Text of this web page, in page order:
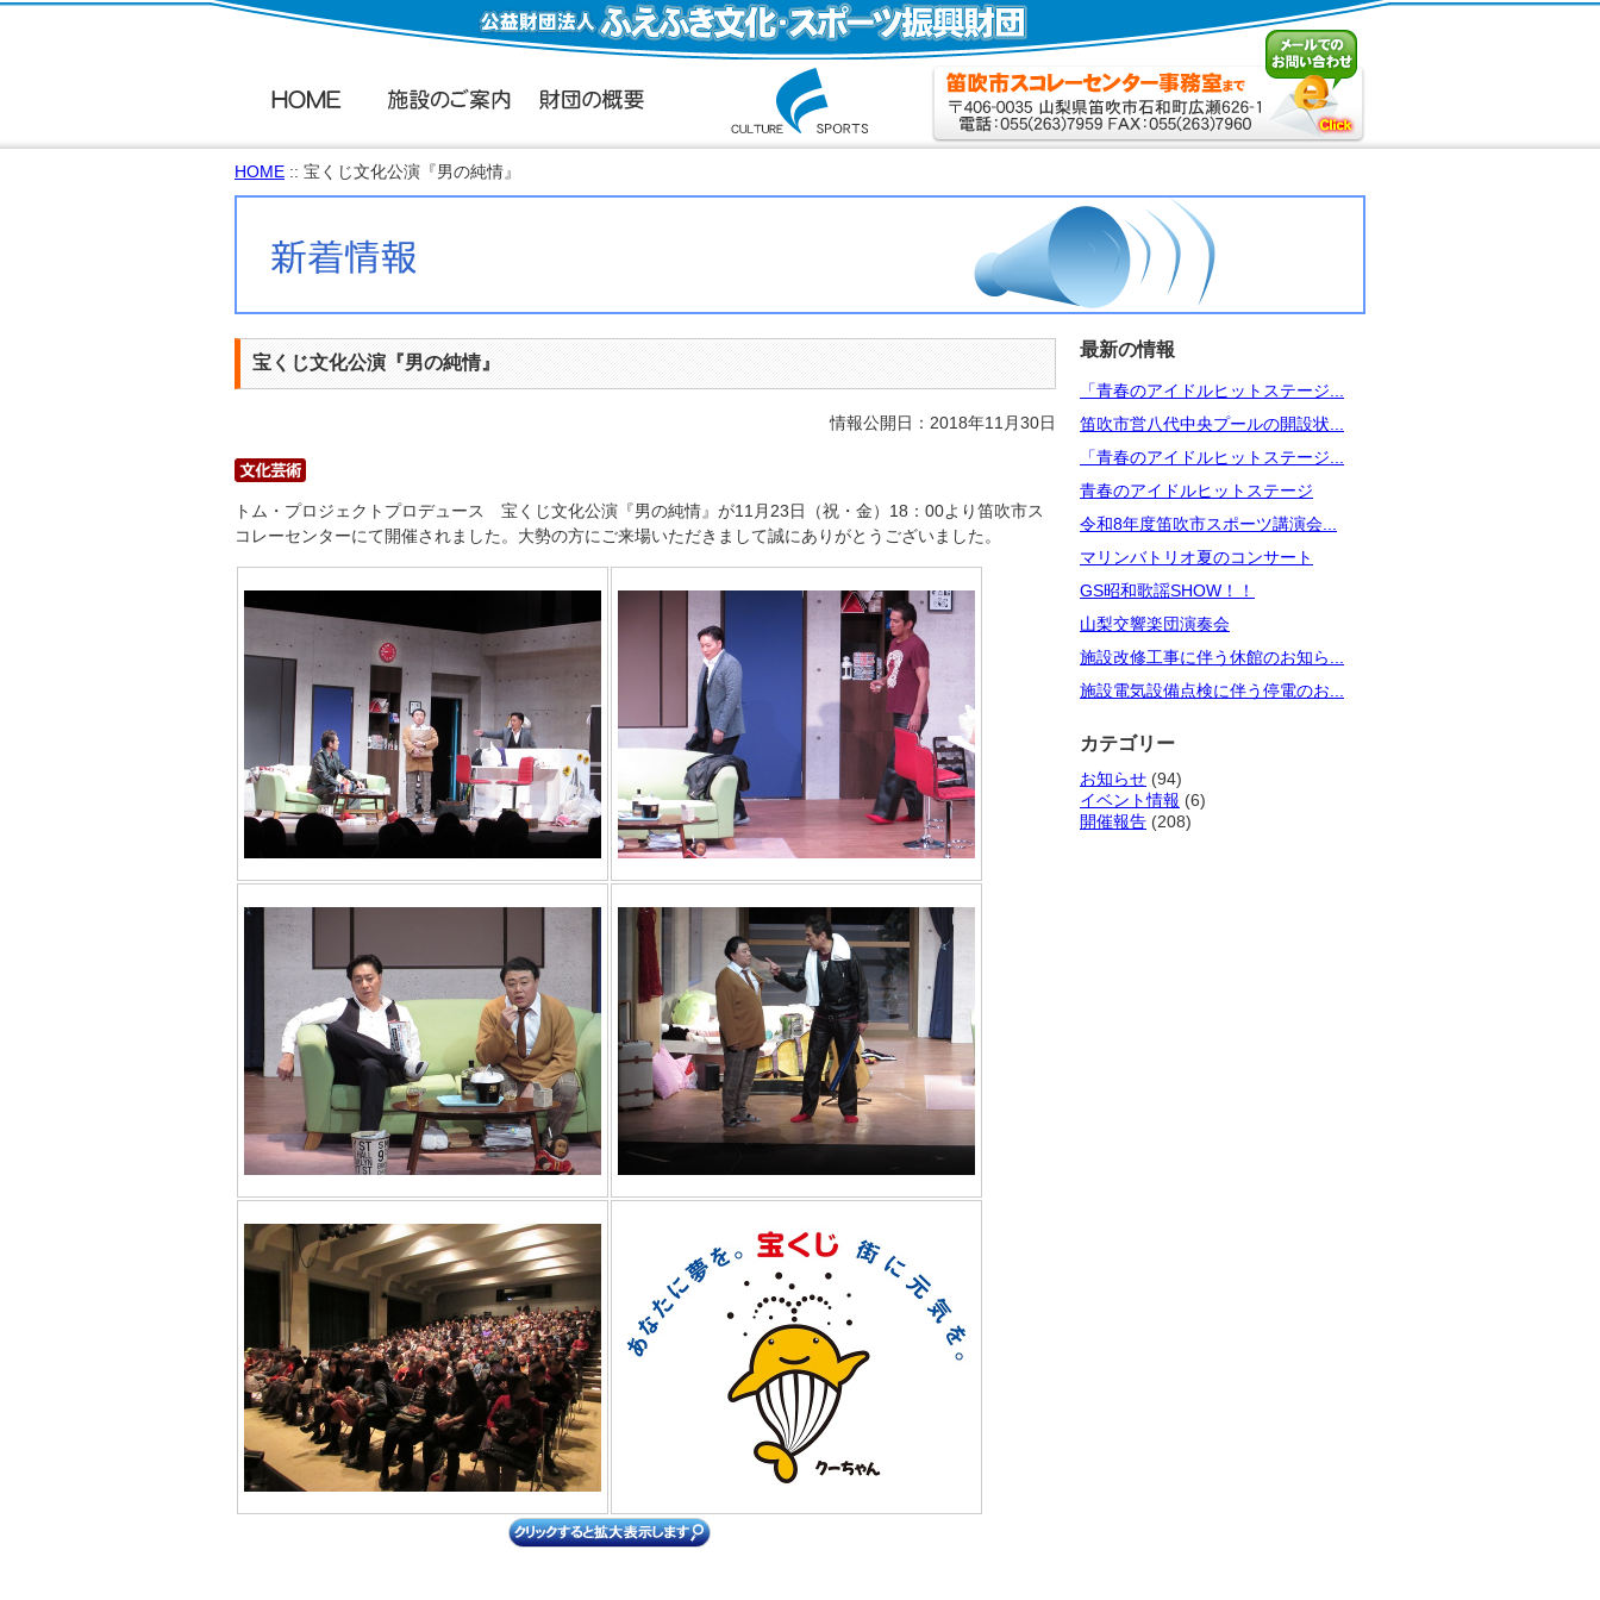
HOME :: 宝くじ文化公演『男の純情』
宝くじ文化公演『男の純情』
情報公開日：2018年11月30日
トム・プロジェクトプロデュース 宝くじ文化公演『男の純情』が11月23日（祝・金）18：00より笛吹市ス
コレーセンターにて開催されました。大勢の方にご来場いただきまして誠にありがとうございました。
最新の情報
「青春のアイドルヒットステージ...
笛吹市営八代中央プールの開設状...
「青春のアイドルヒットステージ...
青春のアイドルヒットステージ
令和8年度笛吹市スポーツ講演会...
マリンバトリオ夏のコンサート
GS昭和歌謡SHOW！！
山梨交響楽団演奏会
施設改修工事に伴う休館のお知ら...
施設電気設備点検に伴う停電のお...
カテゴリー
お知らせ (94)
イベント情報 (6)
開催報告 (208)